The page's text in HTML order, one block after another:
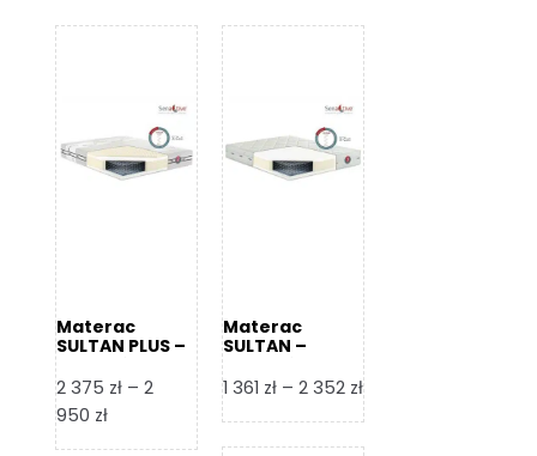
119 zł
Materac
SULTAN PLUS –
2 375 zł – 2
950 złZakres
Materac
SULTAN –
1 361 zł – 2 352 złZakres
cen:
od